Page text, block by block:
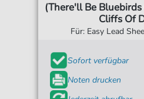
(There'll Be
Cliffs Of
Für: Easy Lead
Sofort verfügbar
Noten drucken